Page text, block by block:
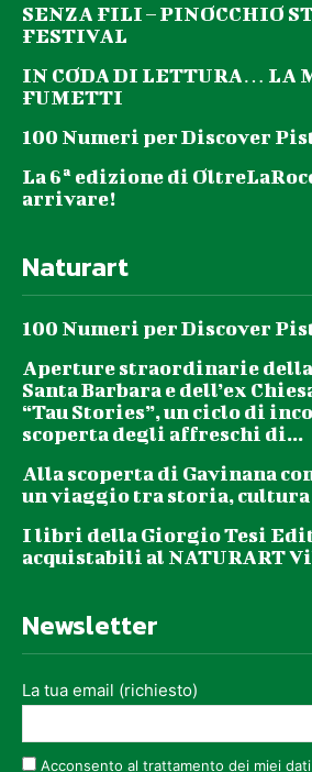
SENZA FILI – PINOCCHIO
FESTIVAL
IN CODA DI LETTURA… LA
FUMETTI
100 Numeri per Discover
La 6ª edizione di
arrivare!
Naturart
100 Numeri per Discover
Aperture straordinarie
Santa Barbara e dell’ex
“Tau Stories”, un ciclo di
scoperta degli affreschi di...
Alla scoperta di Gavinana
un viaggio tra storia,
I libri della Giorgio Tesi
acquistabili al NATURART
Newsletter
La tua email (richiesto)
Acconsento al trattamento dei miei